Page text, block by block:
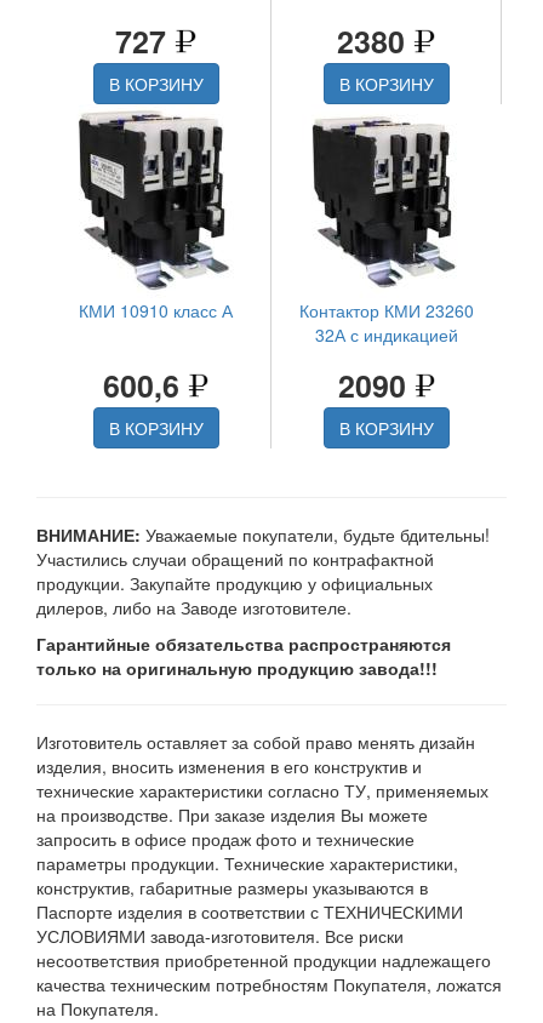
727
В КОРЗИНУ
2380
В КОРЗИНУ
КМИ 10910 класс А
600,6
В КОРЗИНУ
Контактор КМИ 23260
32А с индикацией
2090
В КОРЗИНУ
ВНИМАНИЕ: Уважаемые покупатели, будьте бдительны!
Участились случаи обращений по контрафактной
продукции. Закупайте продукцию у официальных
дилеров, либо на Заводе изготовителе.
Гарантийные обязательства распространяются
только на оригинальную продукцию завода!!!
Изготовитель оставляет за собой право менять дизайн
изделия, вносить изменения в его конструктив и
технические характеристики согласно ТУ, применяемых
на производстве. При заказе изделия Вы можете
запросить в офисе продаж фото и технические
параметры продукции. Технические характеристики,
конструктив, габаритные размеры указываются в
Паспорте изделия в соответствии с ТЕХНИЧЕСКИМИ
УСЛОВИЯМИ завода-изготовителя. Все риски
несоответствия приобретенной продукции надлежащего
качества техническим потребностям Покупателя, ложатся
на Покупателя.